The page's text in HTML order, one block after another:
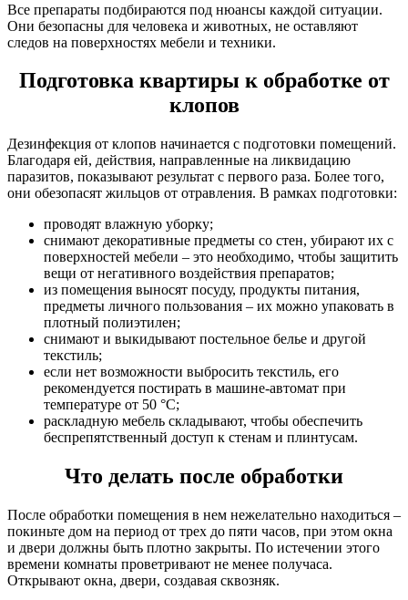
Все препараты подбираются под нюансы каждой ситуации.
Они безопасны для человека и животных, не оставляют
следов на поверхностях мебели и техники.
Подготовка квартиры к обработке от
клопов
Дезинфекция от клопов начинается с подготовки помещений.
Благодаря ей, действия, направленные на ликвидацию
паразитов, показывают результат с первого раза. Более того,
они обезопасят жильцов от отравления. В рамках подготовки:
проводят влажную уборку;
снимают декоративные предметы со стен, убирают их с
поверхностей мебели – это необходимо, чтобы защитить
вещи от негативного воздействия препаратов;
из помещения выносят посуду, продукты питания,
предметы личного пользования – их можно упаковать в
плотный полиэтилен;
снимают и выкидывают постельное белье и другой
текстиль;
если нет возможности выбросить текстиль, его
рекомендуется постирать в машине-автомат при
температуре от 50 °C;
раскладную мебель складывают, чтобы обеспечить
беспрепятственный доступ к стенам и плинтусам.
Что делать после обработки
После обработки помещения в нем нежелательно находиться –
покиньте дом на период от трех до пяти часов, при этом окна
и двери должны быть плотно закрыты. По истечении этого
времени комнаты проветривают не менее получаса.
Открывают окна, двери, создавая сквозняк.